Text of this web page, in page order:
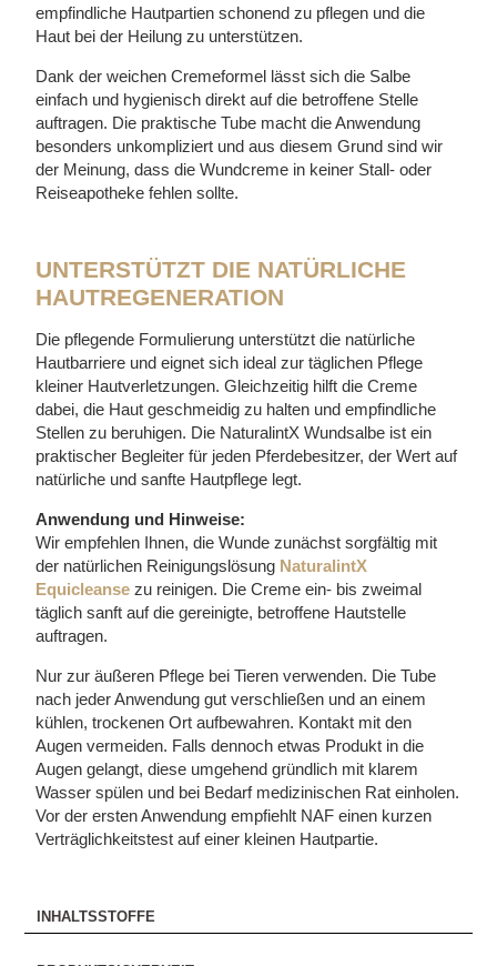
INHALTSSTOFFE
empfindliche Hautpartien schonend zu pflegen und die
Haut bei der Heilung zu unterstützen.
Dank der weichen Cremeformel lässt sich die Salbe
einfach und hygienisch direkt auf die betroffene Stelle
auftragen. Die praktische Tube macht die Anwendung
besonders unkompliziert und aus diesem Grund sind wir
der Meinung, dass die Wundcreme in keiner Stall- oder
Reiseapotheke fehlen sollte.
UNTERSTÜTZT DIE NATÜRLICHE
HAUTREGENERATION
Die pflegende Formulierung unterstützt die natürliche
Hautbarriere und eignet sich ideal zur täglichen Pflege
kleiner Hautverletzungen. Gleichzeitig hilft die Creme
dabei, die Haut geschmeidig zu halten und empfindliche
Stellen zu beruhigen. Die NaturalintX Wundsalbe ist ein
praktischer Begleiter für jeden Pferdebesitzer, der Wert auf
natürliche und sanfte Hautpflege legt.
Anwendung und Hinweise:
Wir empfehlen Ihnen, die Wunde zunächst sorgfältig mit
der natürlichen Reinigungslösung NaturalintX
Equicleanse zu reinigen. Die Creme ein- bis zweimal
täglich sanft auf die gereinigte, betroffene Hautstelle
auftragen.
Nur zur äußeren Pflege bei Tieren verwenden. Die Tube
nach jeder Anwendung gut verschließen und an einem
kühlen, trockenen Ort aufbewahren. Kontakt mit den
Augen vermeiden. Falls dennoch etwas Produkt in die
Augen gelangt, diese umgehend gründlich mit klarem
Wasser spülen und bei Bedarf medizinischen Rat einholen.
Vor der ersten Anwendung empfiehlt NAF einen kurzen
Verträglichkeitstest auf einer kleinen Hautpartie.